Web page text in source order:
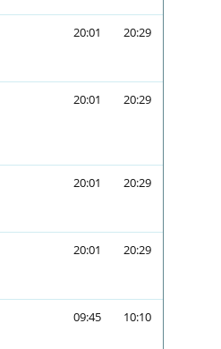
20:01 20:29
20:01 20:29
20:01 20:29
20:01 20:29
09:45 10:10